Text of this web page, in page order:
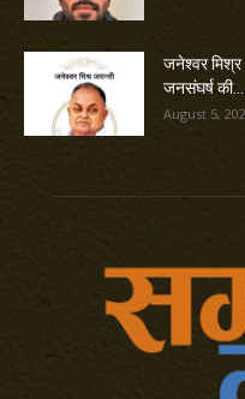
जनेश्वर मिश्र
जनसंघर्ष की...
August 5,